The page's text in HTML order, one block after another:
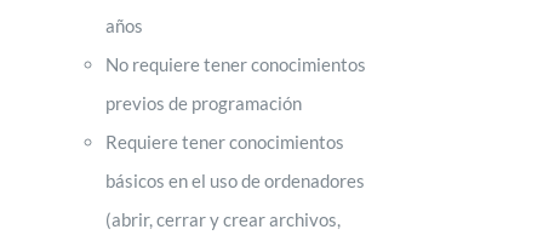
años
No requiere tener conocimientos
previos de programación
Requiere tener conocimientos
básicos en el uso de ordenadores
(abrir, cerrar y crear archivos,